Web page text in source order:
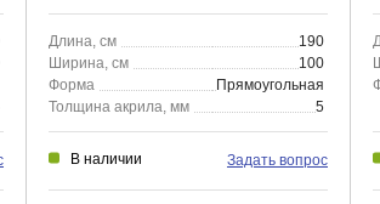
Длина, см
190
Ширина, см
100
Форма
Прямоугольная
Толщина акрила, мм
5
В наличии Задать вопрос